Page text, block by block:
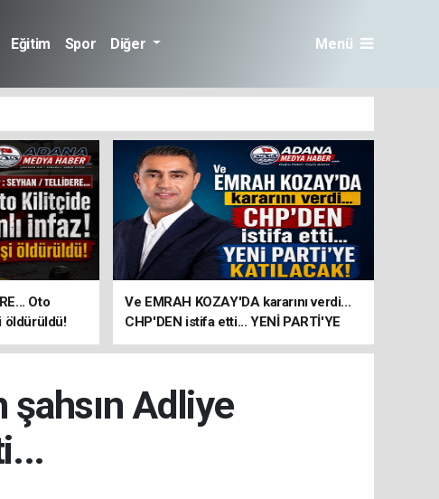
Eğitim Spor Diğer Menü
Oto
öldürüldü!
Ve EMRAH KOZAY'DA kararını verdi...
CHP'DEN istifa etti... YENİ PARTİ'YE
KATILACAK!
Adliye